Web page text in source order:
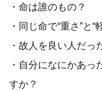
・命は誰のもの？
・同じ命で“重さ”と
・故人を良い人だっ
・自分になにかあ
すか？